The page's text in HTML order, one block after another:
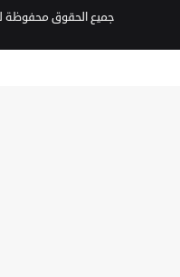
جميع الحقوق محفوظة